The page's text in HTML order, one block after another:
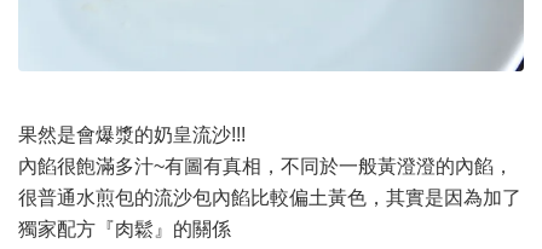
果然是會爆漿的奶皇流沙!!!
內餡很飽滿多汁~有圖有真相，不同於一般黃澄澄的內餡，
很普通水煎包的流沙包內餡比較偏土黃色，其實是因為加了
獨家配方『肉鬆』的關係